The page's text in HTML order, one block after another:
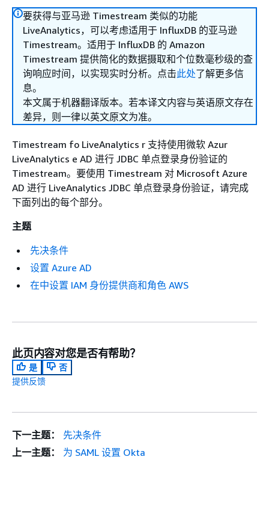
要获得与亚马逊 Timestream 类似的功能
LiveAnalytics，可以考虑适用于 InfluxDB 的亚马逊
Timestream。适用于 InfluxDB 的 Amazon
Timestream 提供简化的数据摄取和个位数毫秒级的查
询响应时间，以实现实时分析。点击此处了解更多信
息。
本文属于机器翻译版本。若本译文内容与英语原文存在
差异，则一律以英文原文为准。
Timestream fo LiveAnalytics r 支持使用微软 Azur
LiveAnalytics e AD 进行 JDBC 单点登录身份验证的
Timestream。要使用 Timestream 对 Microsoft Azure
AD 进行 LiveAnalytics JDBC 单点登录身份验证，请完成
下面列出的每个部分。
主题
先决条件
设置 Azure AD
在中设置 IAM 身份提供商和角色 AWS
此页内容对您是否有帮助？
是
否
提供反馈
下一主题：
先决条件
上一主题：
为 SAML 设置 Okta